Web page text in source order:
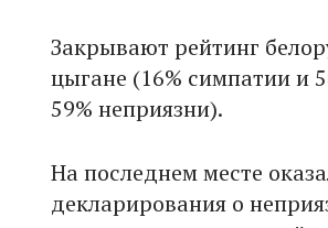
Закрывают рейтинг
цыгане (16% симпатии и
59% неприязни).
На последнем месте
декларирования о